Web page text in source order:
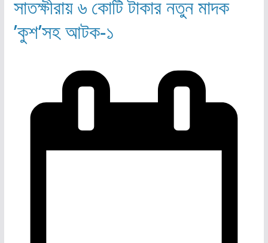
সাতক্ষীরায় ৬ কোটি টাকার নতুন মাদক
’কুশ’সহ আটক-১